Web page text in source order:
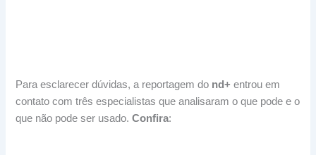
Para esclarecer dúvidas, a reportagem do nd+ entrou em
contato com três especialistas que analisaram o que pode e o
que não pode ser usado.Confira: